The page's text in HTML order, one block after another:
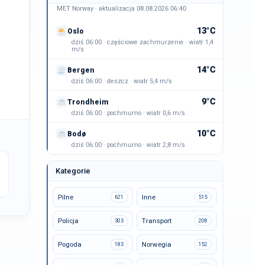
MET Norway · aktualizacja 08.08.2026 06:40
Oslo 13°C
dziś 06:00 · częściowe zachmurzenie · wiatr 1,4
m/s
Bergen 14°C
dziś 06:00 · deszcz · wiatr 5,4 m/s
Trondheim 9°C
dziś 06:00 · pochmurno · wiatr 0,6 m/s
Bodø 10°C
dziś 06:00 · pochmurno · wiatr 2,8 m/s
Kategorie
Pilne 621 Inne 515
Policja 303 Transport 208
Pogoda 183 Norwegia 152